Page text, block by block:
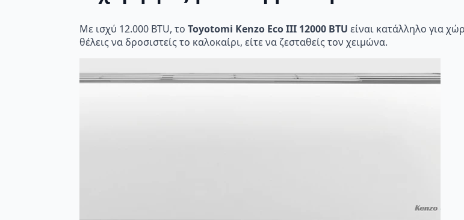
Με ισχύ 12.000 BTU, το Toyotomi Kenzo Eco III 12000 BTU είναι κατάλληλο για
θέλεις να δροσιστείς το καλοκαίρι, είτε να ζεσταθείς τον χειμώνα.